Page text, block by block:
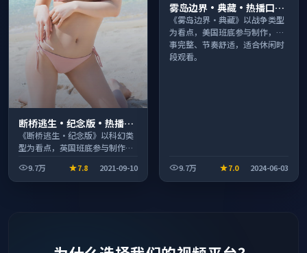
断桥逃生·纪念版·热播口
碑之作剧情扎实演技在线
《断桥逃生·纪念版》以科幻类
型为看点，英国班底参与制作，
时段观看。
9.7万 7.8 2021-09-10
雾岛边界·典藏·热播口碑
之作剧情扎实演技在线
《雾岛边界·典藏》以战争类型
为看点，美国班底参与制作，叙
事完整、节奏舒适，适合休闲时
段观看。
9.7万 7.0 2024-06-03